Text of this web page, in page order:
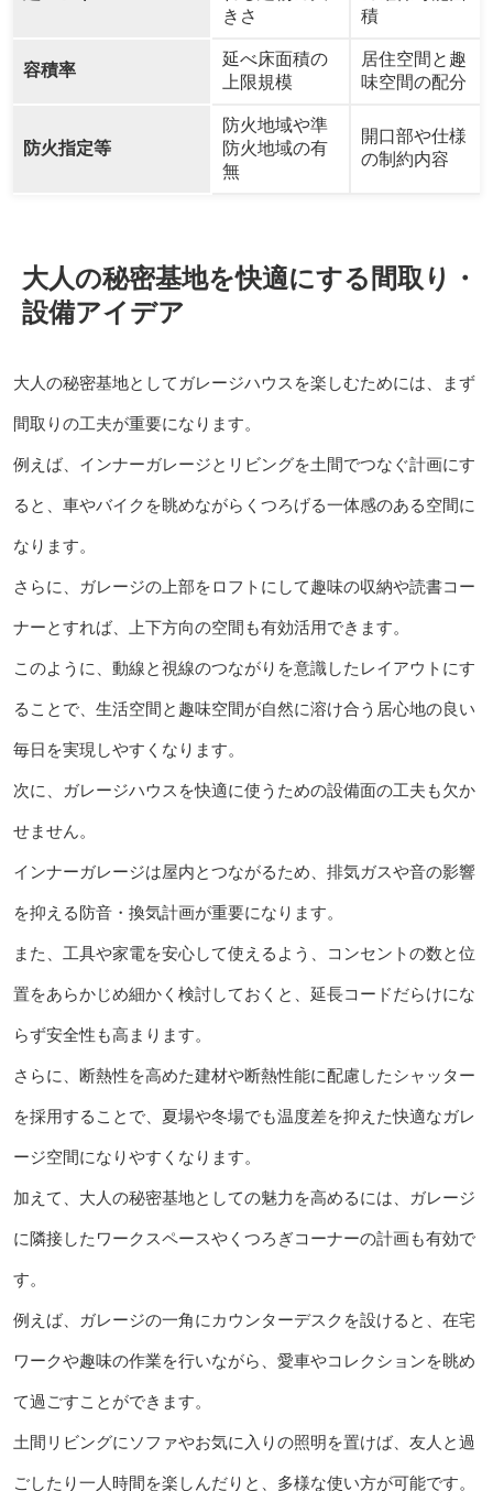
きさ
積
容積率
延べ床面積の
上限規模
居住空間と趣
味空間の配分
防火指定等
防火地域や準
防火地域の有
無
開口部や仕様
の制約内容
大人の秘密基地を快適にする間取り・
設備アイデア
大人の秘密基地としてガレージハウスを楽しむためには、まず
間取りの工夫が重要になります。
例えば、インナーガレージとリビングを土間でつなぐ計画にす
ると、車やバイクを眺めながらくつろげる一体感のある空間に
なります。
さらに、ガレージの上部をロフトにして趣味の収納や読書コー
ナーとすれば、上下方向の空間も有効活用できます。
このように、動線と視線のつながりを意識したレイアウトにす
ることで、生活空間と趣味空間が自然に溶け合う居心地の良い
毎日を実現しやすくなります。
次に、ガレージハウスを快適に使うための設備面の工夫も欠か
せません。
インナーガレージは屋内とつながるため、排気ガスや音の影響
を抑える防音・換気計画が重要になります。
また、工具や家電を安心して使えるよう、コンセントの数と位
置をあらかじめ細かく検討しておくと、延長コードだらけにな
らず安全性も高まります。
さらに、断熱性を高めた建材や断熱性能に配慮したシャッター
を採用することで、夏場や冬場でも温度差を抑えた快適なガレ
ージ空間になりやすくなります。
加えて、大人の秘密基地としての魅力を高めるには、ガレージ
に隣接したワークスペースやくつろぎコーナーの計画も有効で
す。
例えば、ガレージの一角にカウンターデスクを設けると、在宅
ワークや趣味の作業を行いながら、愛車やコレクションを眺め
て過ごすことができます。
土間リビングにソファやお気に入りの照明を置けば、友人と過
ごしたり一人時間を楽しんだりと、多様な使い方が可能です。